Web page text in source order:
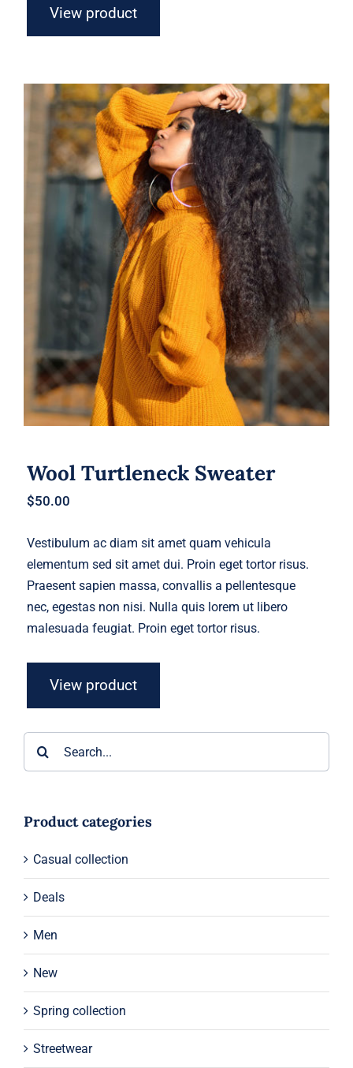
View product
Wool Turtleneck Sweater
Wool Turtleneck Sweater
$50.00
Vestibulum ac diam sit amet quam vehicula
elementum sed sit amet dui. Proin eget tortor risus.
Praesent sapien massa, convallis a pellentesque
nec, egestas non nisi. Nulla quis lorem ut libero
malesuada feugiat. Proin eget tortor risus.
View product
Product categories
Casual collection
Deals
Men
New
Spring collection
Streetwear